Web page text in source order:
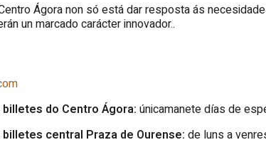
Ágora non só está dar resposta ás
un marcado carácter innovador..
do Centro Ágora: únicamanete días de
central Praza de Ourense: de luns a